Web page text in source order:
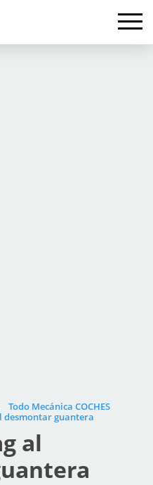
Todo Mecánica COCHES
desmontar guantera
al